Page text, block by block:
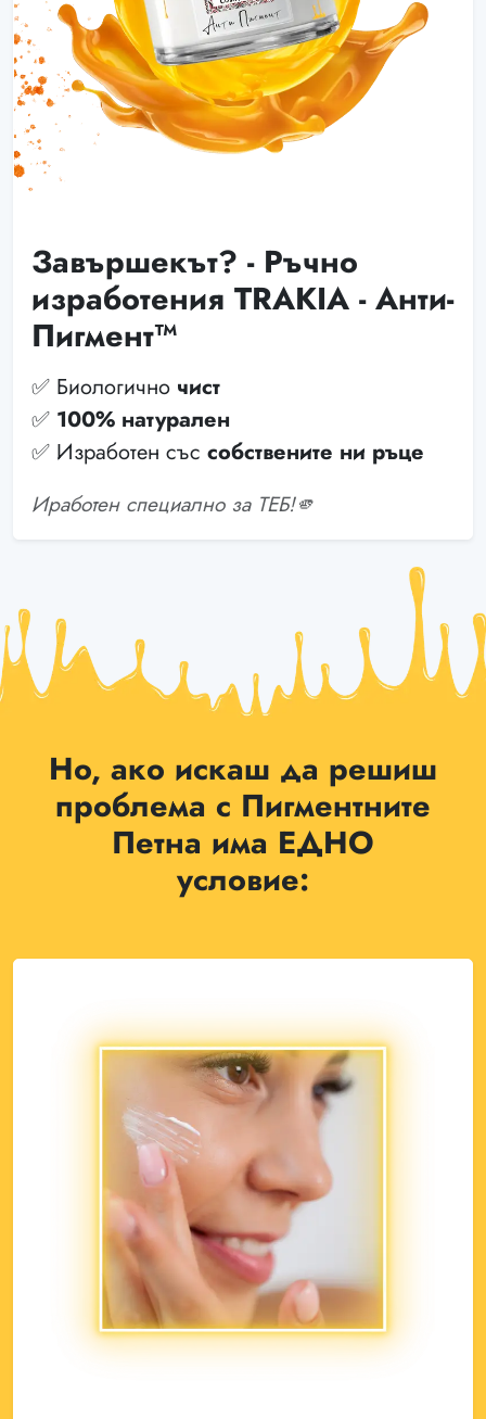
Завършекът? - Ръчно
изработения TRAKIA - Анти-
Пигмент™
✅ Биологично чист
✅ 100% натурален
✅ Изработен със собствените ни ръце
Иработен специално за ТЕБ!🫵
Но, ако искаш да решиш
проблема с Пигментните
Петна има ЕДНО
условие: